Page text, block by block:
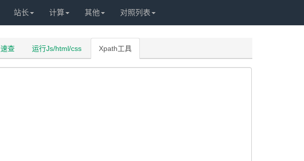
站长 计算 其他 对照列表
查 运行Js/html/css Xpath工具